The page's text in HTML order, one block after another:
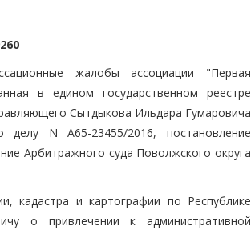
жалобы ассоциации "Первая
в едином государственном реестре
Сытдыкова Ильдара Гумаровича
N А65-23455/2016, постановление
Арбитражного суда Поволжского округа
кадастра и картографии по Республике
о привлечении к административной